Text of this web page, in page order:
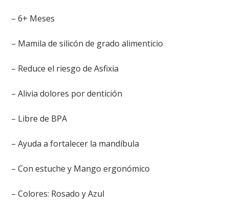
– 6+ Meses
– Mamila de silicón de grado alimenticio
– Reduce el riesgo de Asfixia
– Alivia dolores por dentición
– Libre de BPA
– Ayuda a fortalecer la mandíbula
– Con estuche y Mango ergonómico
– Colores: Rosado y Azul